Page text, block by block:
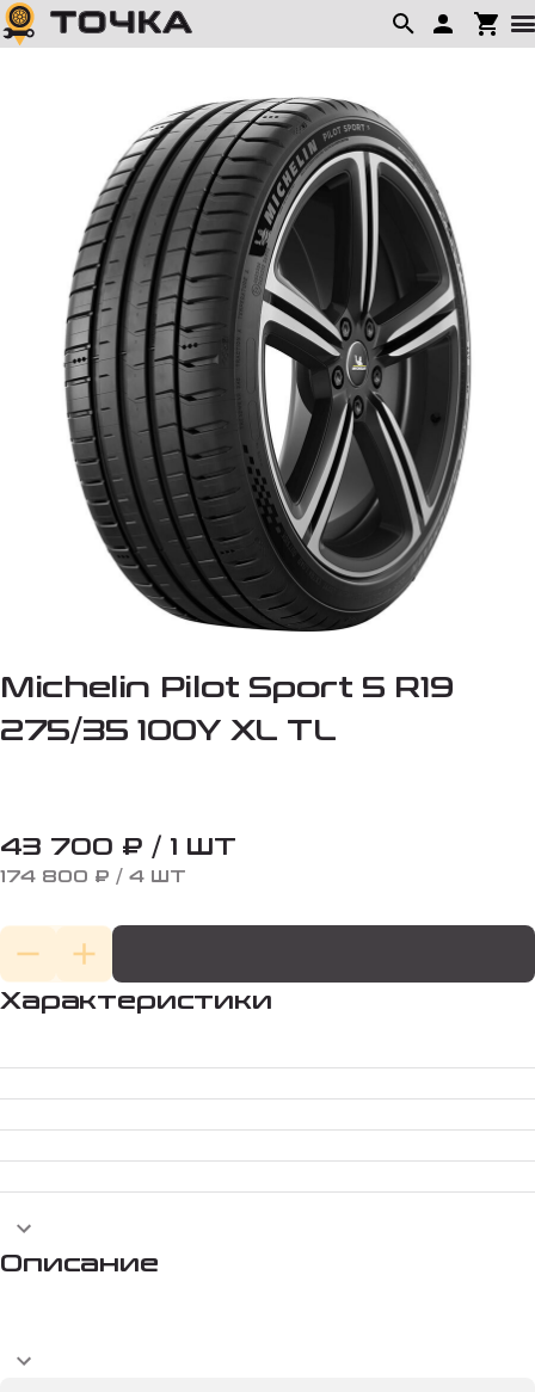
Michelin Pilot Sport 5 R19
275/35 100Y XL TL
43 700 ₽ / 1 ШТ
174 800 ₽ / 4 ШТ
Характеристики
Описание